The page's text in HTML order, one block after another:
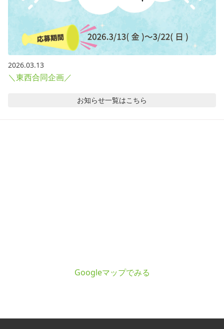
2026.03.13
＼東西合同企画／
お知らせ一覧はこちら
Googleマップでみる